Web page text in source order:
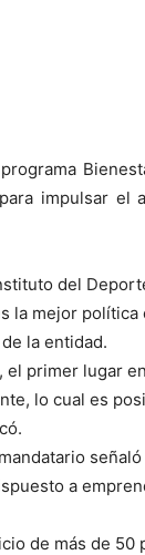
impulsar el
del
la mejor
la entidad.
primer lugar
lo cual es
a
de más de